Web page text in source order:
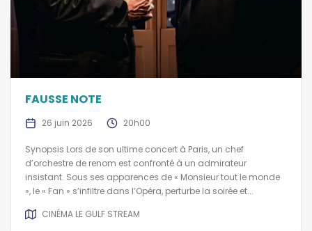
FAUSSE NOTE
26 juin 2026 20h00
Synopsis Lors de son ultime concert à Paris, un chef
d’orchestre de renom est confronté à un admirateur
insistant. Sous ses apparences de « Monsieur tout le monde
», le « Fan » s’infiltre dans l’Opéra, perturbe la soirée et...
CINÉMA LE GULF STREAM